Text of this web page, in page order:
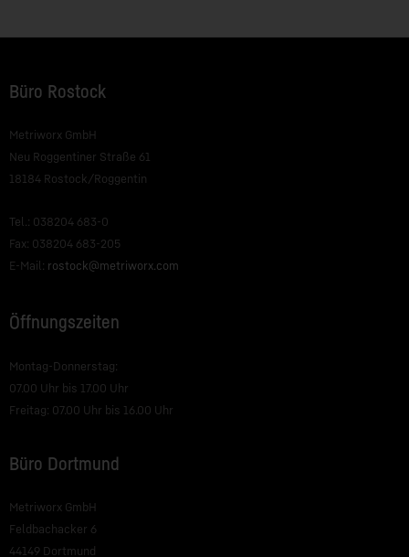
Büro Rostock
Metriworx GmbH
Neu Roggentiner Straße 61
18184 Rostock/Roggentin
Tel.: 038204 683-0
Fax: 038204 683-205
E-Mail: rostock@metriworx.com
Öffnungszeiten
Montag-Donnerstag:
07.00 Uhr bis 17.00 Uhr
Freitag: 07.00 Uhr bis 16.00 Uhr
Büro Dortmund
Metriworx GmbH
Feldbachacker 6
44149 Dortmund